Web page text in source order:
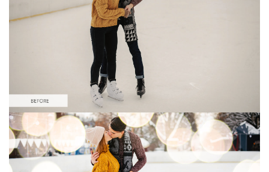
Kérlek, válassz
Free Photoshop Overlay
Small 800*533px